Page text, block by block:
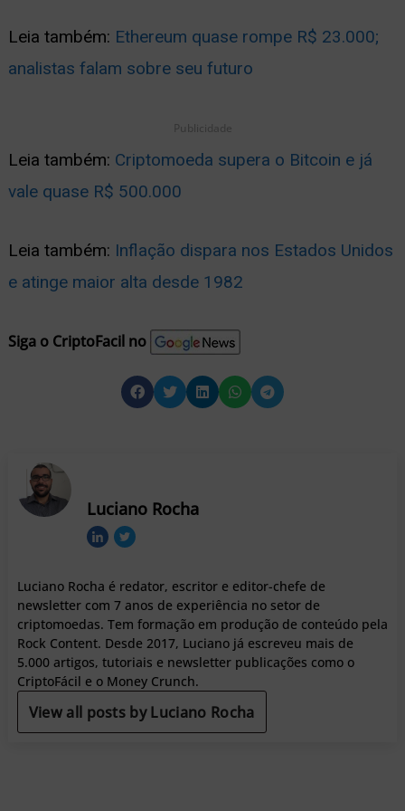
Leia também: Ethereum quase rompe R$ 23.000;
analistas falam sobre seu futuro
Publicidade
Leia também: Criptomoeda supera o Bitcoin e já
vale quase R$ 500.000
Leia também: Inflação dispara nos Estados Unidos
e atinge maior alta desde 1982
Siga o CriptoFacil no
Luciano Rocha
Luciano Rocha é redator, escritor e editor-chefe de
newsletter com 7 anos de experiência no setor de
criptomoedas. Tem formação em produção de conteúdo pela
Rock Content. Desde 2017, Luciano já escreveu mais de
5.000 artigos, tutoriais e newsletter publicações como o
CriptoFácil e o Money Crunch.
View all posts by Luciano Rocha